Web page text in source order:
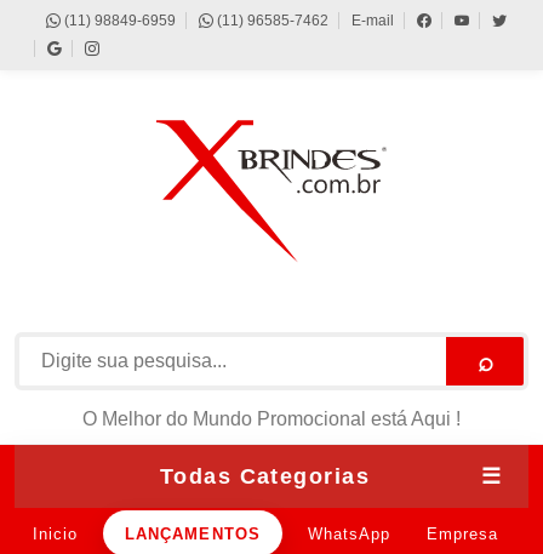
(11) 98849-6959 (11) 96585-7462 E-mail
⌕
O Melhor do Mundo Promocional está Aqui !
Todas Categorias ☰
Inicio LANÇAMENTOS WhatsApp Empresa